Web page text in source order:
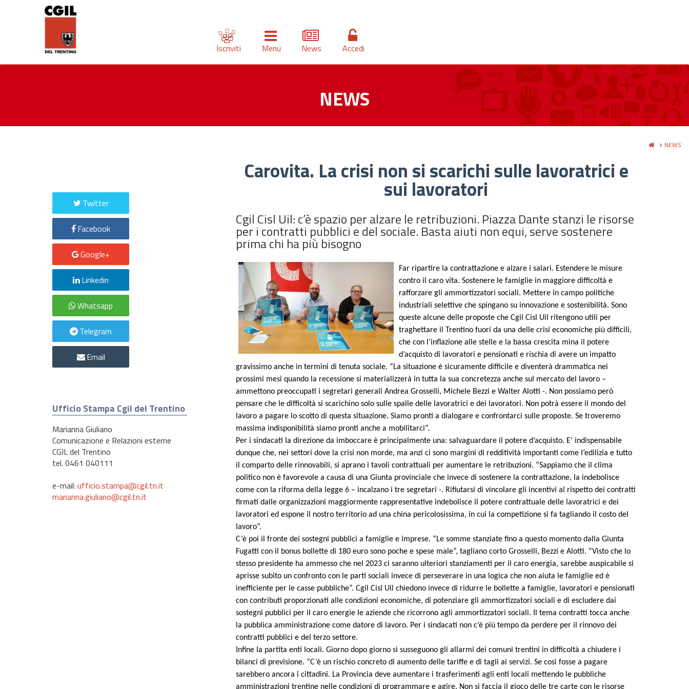
Iscriviti Menu News Accedi
NEWS
NEWS
Carovita. La crisi non si scarichi sulle lavoratrici e
sui lavoratori
Cgil Cisl Uil: c’è spazio per alzare le retribuzioni. Piazza Dante stanzi le risorse
per i contratti pubblici e del sociale. Basta aiuti non equi, serve sostenere
prima chi ha più bisogno
Far ripartire la contrattazione e alzare i salari. Estendere le misure
contro il caro vita. Sostenere le famiglie in maggiore difficoltà e
rafforzare gli ammortizzatori sociali. Mettere in campo politiche
industriali selettive che spingano su innovazione e sostenibilità. Sono
queste alcune delle proposte che Cgil Cisl Uil ritengono utili per
traghettare il Trentino fuori da una delle crisi economiche più difficili,
che con l’inflazione alle stelle e la bassa crescita mina il potere
d’acquisto di lavoratori e pensionati e rischia di avere un impatto
gravissimo anche in termini di tenuta sociale. “La situazione è sicuramente difficile e diventerà drammatica nei
prossimi mesi quando la recessione si materializzerà in tutta la sua concretezza anche sul mercato del lavoro –
ammettono preoccupati i segretari generali Andrea Grosselli, Michele Bezzi e Walter Alotti -. Non possiamo però
pensare che le difficoltà si scarichino solo sulle spalle delle lavoratrici e dei lavoratori. Non potrà essere il mondo del
lavoro a pagare lo scotto di questa situazione. Siamo pronti a dialogare e confrontarci sulle proposte. Se troveremo
massima indisponibilità siamo pronti anche a mobilitarci”.
Per i sindacati la direzione da imboccare è principalmente una: salvaguardare il potere d’acquisto. E’ indispensabile
dunque che, nei settori dove la crisi non morde, ma anzi ci sono margini di redditività importanti come l’edilizia e tutto
il comparto delle rinnovabili, si aprano i tavoli contrattuali per aumentare le retribuzioni. “Sappiamo che il clima
politico non è favorevole a causa di una Giunta provinciale che invece di sostenere la contrattazione, la indebolisce
come con la riforma della legge 6 – incalzano i tre segretari -. Rifiutarsi di vincolare gli incentivi al rispetto dei contratti
firmati dalle organizzazioni maggiormente rappresentative indebolisce il potere contrattuale delle lavoratrici e dei
lavoratori ed espone il nostro territorio ad una china pericolosissima, in cui la competizione si fa tagliando il costo del
lavoro”.
C’è poi il fronte dei sostegni pubblici a famiglie e imprese. “Le somme stanziate fino a questo momento dalla Giunta
Fugatti con il bonus bollette di 180 euro sono poche e spese male”, tagliano corto Grosselli, Bezzi e Alotti. “Visto che lo
stesso presidente ha ammesso che nel 2023 ci saranno ulteriori stanziamenti per il caro energia, sarebbe auspicabile si
aprisse subito un confronto con le parti sociali invece di perseverare in una logica che non aiuta le famiglie ed è
inefficiente per le casse pubbliche”. Cgil Cisl Uil chiedono invece di ridurre le bollette a famiglie, lavoratori e pensionati
con contributi proporzionati alle condizioni economiche, di potenziare gli ammortizzatori sociali e di escludere dai
sostegni pubblici per il caro energie le aziende che ricorrono agli ammortizzatori sociali. Il tema contratti tocca anche
la pubblica amministrazione come datore di lavoro. Per i sindacati non c’è più tempo da perdere per il rinnovo dei
contratti pubblici e del terzo settore.
Infine la partita enti locali. Giorno dopo giorno si susseguono gli allarmi dei comuni trentini in difficoltà a chiudere i
bilanci di previsione. “C’è un rischio concreto di aumento delle tariffe e di tagli ai servizi. Se così fosse a pagare
sarebbero ancora i cittadini. La Provincia deve aumentare i trasferimenti agli enti locali mettendo le pubbliche
amministrazioni trentine nelle condizioni di programmare e agire. Non si faccia il gioco delle tre carte con le risorse
Twitter
Facebook
Google+
Linkedin
Whatsapp
Telegram
Email
Ufficio Stampa Cgil del Trentino
Marianna Giuliano
Comunicazione e Relazioni esterne
CGIL del Trentino
tel. 0461 040111
e-mail: ufficio.stampa@cgil.tn.it
marianna.giuliano@cgil.tn.it